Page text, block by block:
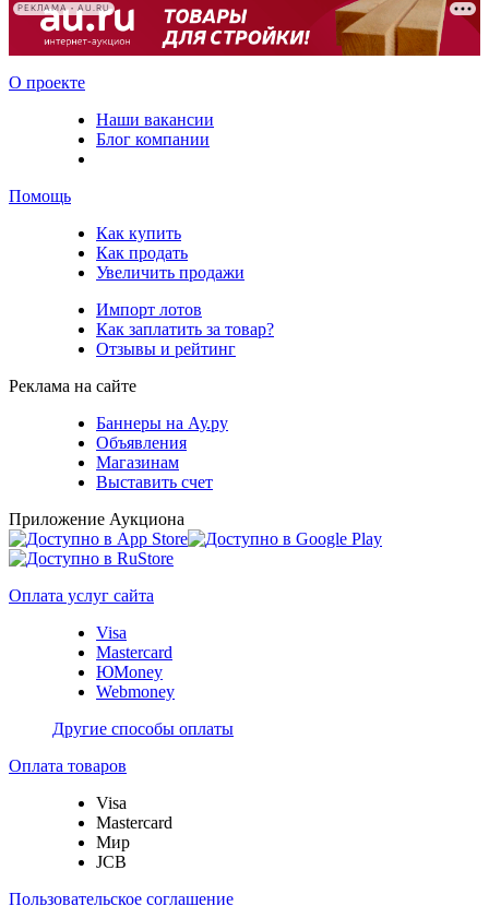
РЕКЛАМА • AU.RU
О проекте
Наши вакансии
Блог компании
Помощь
Как купить
Как продать
Увеличить продажи
Импорт лотов
Как заплатить за товар?
Отзывы и рейтинг
Реклама на сайте
Баннеры на Ау.ру
Объявления
Магазинам
Выставить счет
Приложение Аукциона
Оплата услуг сайта
Visa
Mastercard
ЮMoney
Webmoney
Другие способы оплаты
Оплата товаров
Visa
Mastercard
Мир
JCB
Пользовательское соглашение